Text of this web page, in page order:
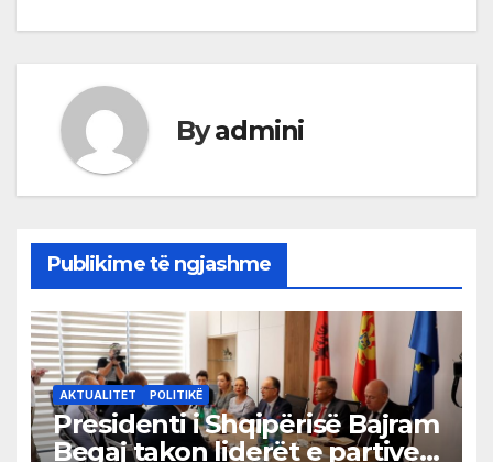
Byadmini
Publikime të ngjashme
AKTUALITET POLITIKË
Presidenti i Shqipërisë Bajram
Begaj takon liderët e partive